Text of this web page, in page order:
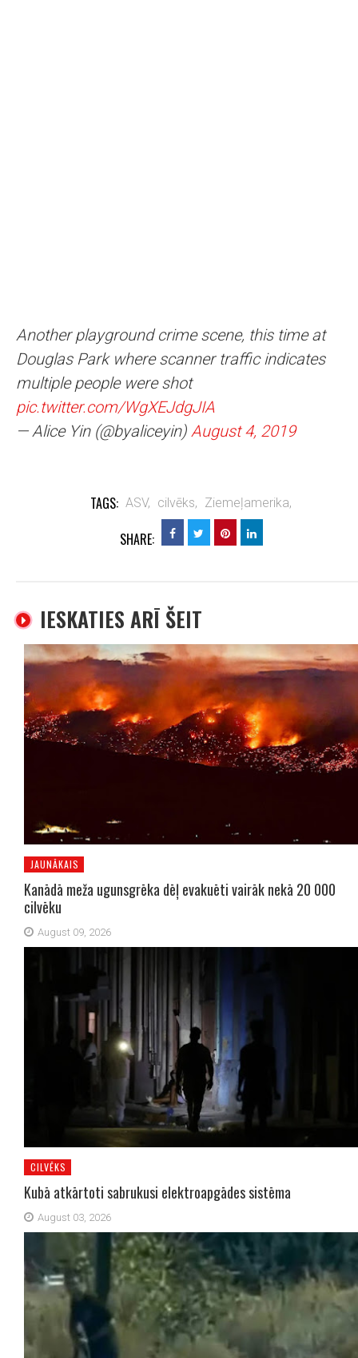
Another playground crime scene, this time at
Douglas Park where scanner traffic indicates
multiple people were shot
pic.twitter.com/WgXEJdgJIA
— Alice Yin (@byaliceyin) August 4, 2019
TAGS: ASV, cilvēks, Ziemeļamerika,
SHARE:
IESKATIES ARĪ ŠEIT
JAUNĀKAIS
Kanādā meža ugunsgrēka dēļ evakuēti vairāk nekā 20 000
cilvēku
August 09, 2026
CILVĒKS
Kubā atkārtoti sabrukusi elektroapgādes sistēma
August 03, 2026